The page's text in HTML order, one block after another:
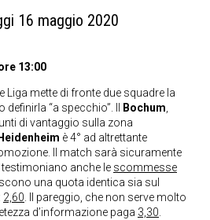
16 maggio 2020
13:00
Liga mette di fronte due squadre la
“a specchio”. Il
Bochum,
di vantaggio sulla zona
Heidenheim è 4° ad altrettante
Il match sarà sicuramente
anche le scommesse
una quota identica sia sul
2,60. Il pareggio, che non serve molto
d’informazione paga 3,30.